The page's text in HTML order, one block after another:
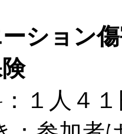
ション
１人４１